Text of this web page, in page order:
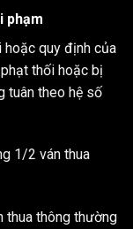
phạm
quy định của
thối hoặc bị
tuân theo hệ số
1/2 ván thua
thua thông thường